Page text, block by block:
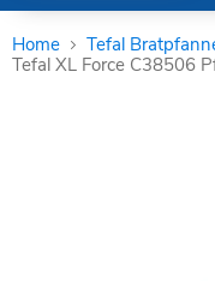
Home
Tefal
Tefal XL Force C38506